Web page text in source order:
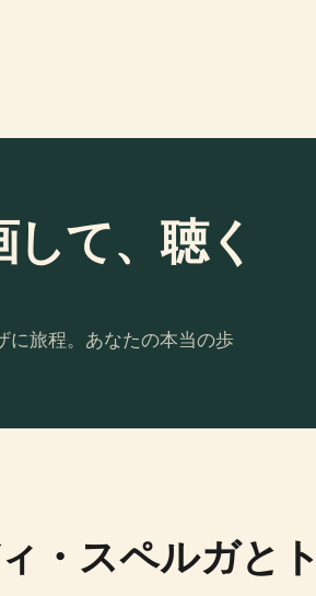
て、聴く
に旅程。あなたの本当の歩
・スペルガと